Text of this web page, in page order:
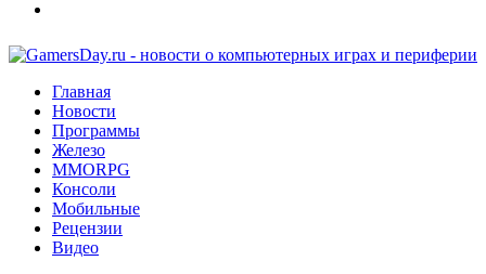
Главная
Новости
Программы
Железо
MMORPG
Консоли
Мобильные
Рецензии
Видео